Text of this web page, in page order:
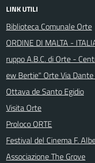
LINK UTILI
Biblioteca Comunale Orte
ORDINE DI MALTA -
ruppo A.B.C. di Orte -
ew Bertie" Orte Via
Ottava de Santo Egidio
Visita Orte
Proloco ORTE
Festival del Cinema F.
Associazione The Grove